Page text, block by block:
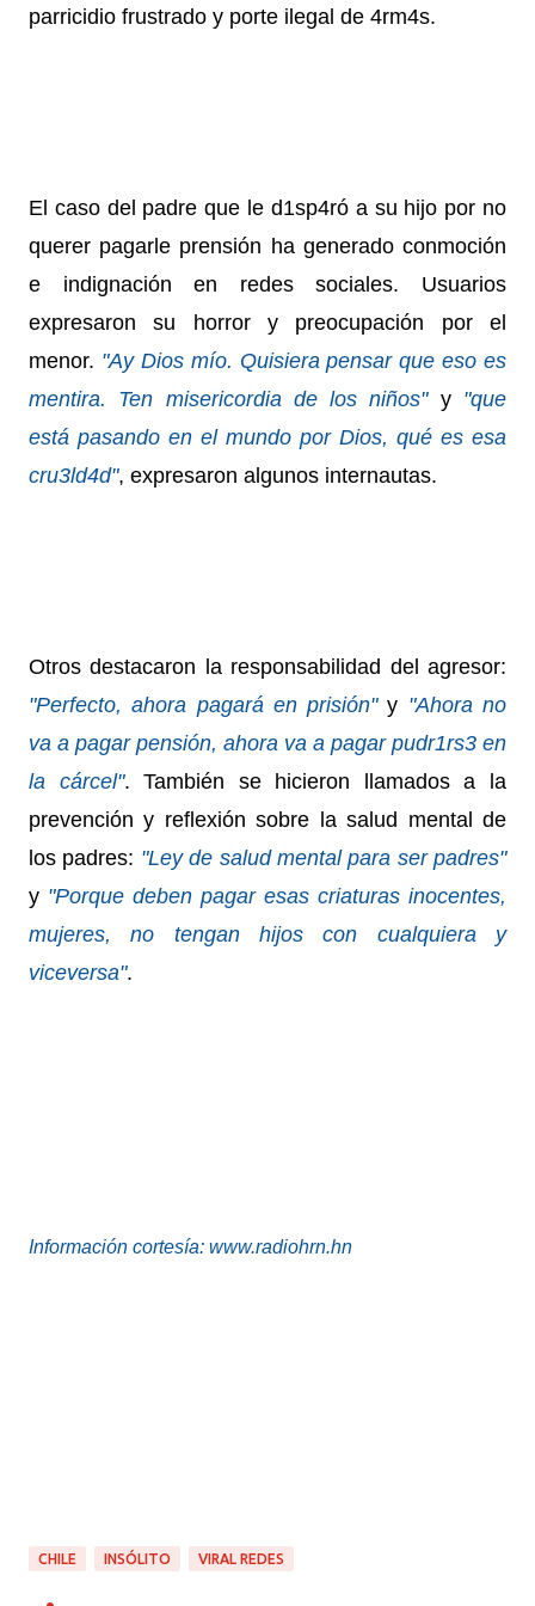
parricidio frustrado y porte ilegal de 4rm4s.
El caso del padre que le d1sp4ró a su hijo por no
querer pagarle prensión ha generado conmoción
e indignación en redes sociales. Usuarios
expresaron su horror y preocupación por el
menor. "Ay Dios mío. Quisiera pensar que eso es
mentira. Ten misericordia de los niños"y "que
está pasando en el mundo por Dios, qué es esa
cru3ld4d", expresaron algunos internautas.
Otros destacaron la responsabilidad del agresor:
"Perfecto, ahora pagará en prisión"y "Ahora no
va a pagar pensión, ahora va a pagar pudr1rs3 en
la cárcel".También se hicieron llamados a la
prevención y reflexión sobre la salud mental de
los padres: "Ley de salud mental para ser padres"
y "Porque deben pagar esas criaturas inocentes,
mujeres, no tengan hijos con cualquiera y
viceversa".
Información cortesía: www.radiohrn.hn
CHILE INSÓLITO VIRAL REDES